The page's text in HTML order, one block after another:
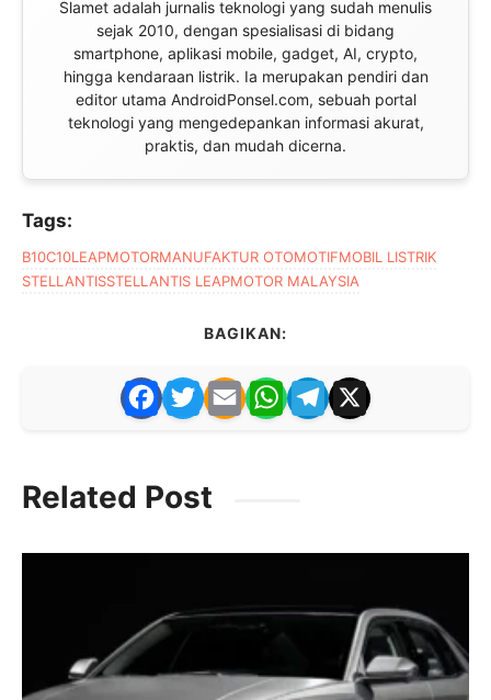
Slamet adalah jurnalis teknologi yang sudah menulis
sejak 2010, dengan spesialisasi di bidang
smartphone, aplikasi mobile, gadget, AI, crypto,
hingga kendaraan listrik. Ia merupakan pendiri dan
editor utama AndroidPonsel.com, sebuah portal
teknologi yang mengedepankan informasi akurat,
praktis, dan mudah dicerna.
Tags:
B10C10LEAPMOTORMANUFAKTUR OTOMOTIFMOBIL LISTRIK
STELLANTISSTELLANTIS LEAPMOTOR MALAYSIA
BAGIKAN:
F
a
e
k
T
w
er
E
m
l
W
h
p
T
el
X
Related Post